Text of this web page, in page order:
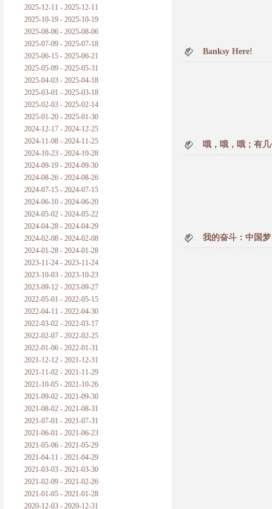
2025-12-11 - 2025-12-11
2025-10-19 - 2025-10-19
2025-08-06 - 2025-08-06
2025-07-09 - 2025-07-18
2025-06-15 - 2025-06-21
2025-05-09 - 2025-05-31
2025-04-03 - 2025-04-18
2025-03-01 - 2025-03-18
2025-02-03 - 2025-02-14
2025-01-20 - 2025-01-30
2024-12-17 - 2024-12-25
2024-11-08 - 2024-11-25
2024-10-23 - 2024-10-28
2024-09-19 - 2024-09-30
2024-08-26 - 2024-08-26
2024-07-15 - 2024-07-15
2024-06-10 - 2024-06-20
2024-05-02 - 2024-05-22
2024-04-28 - 2024-04-29
2024-02-08 - 2024-02-08
2024-01-28 - 2024-01-28
2023-11-24 - 2023-11-24
2023-10-03 - 2023-10-23
2023-09-12 - 2023-09-27
2022-05-01 - 2022-05-15
2022-04-11 - 2022-04-30
2022-03-02 - 2022-03-17
2022-02-07 - 2022-02-25
2022-01-06 - 2022-01-31
2021-12-12 - 2021-12-31
2021-11-02 - 2021-11-29
2021-10-05 - 2021-10-26
2021-09-02 - 2021-09-30
2021-08-02 - 2021-08-31
2021-07-01 - 2021-07-31
2021-06-01 - 2021-06-23
2021-05-06 - 2021-05-29
2021-04-11 - 2021-04-29
2021-03-03 - 2021-03-30
2021-02-09 - 2021-02-26
2021-01-05 - 2021-01-28
2020-12-03 - 2020-12-31
Banksy Here!
哦，哦，哦；有
我的奋斗：中国